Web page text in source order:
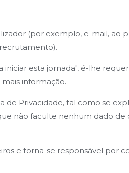
(por exemplo, e-mail, ao
esta jornada", é-lhe
informação.
de Privacidade, tal como se
não faculte nenhum dado de
e torna-se responsável por